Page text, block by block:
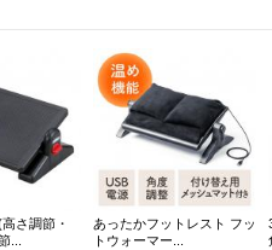
さ調節・
...
あったかフットレスト フッ
トウォーマー...